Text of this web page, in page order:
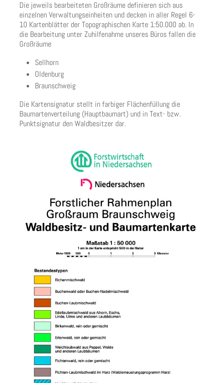
Die jeweils bearbeiteten Großräume definieren sich aus
einzelnen Verwaltungseinheiten und decken in aller Regel 6-
10 Kartenblätter der Topographischen Karte 1:50.000 ab. In
die Bearbeitung unter Zuhilfenahme unseres Büros fallen die
Großräume
Sellhorn
Oldenburg
Braunschweig
Die Kartensignatur stellt in farbiger Flächenfüllung die
Baumartenverteilung (Hauptbaumart) und in Text- bzw.
Punktsignatur den Waldbesitzer dar.